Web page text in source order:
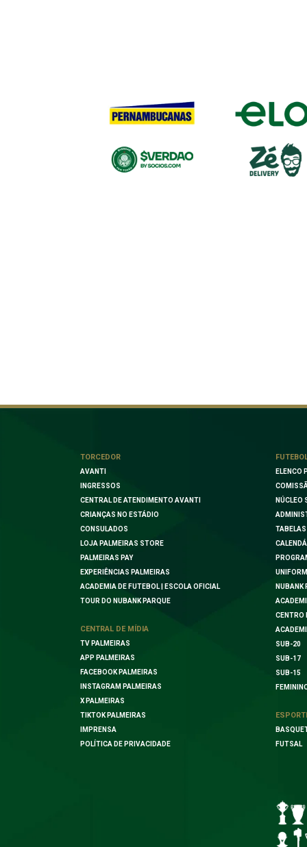
TORCEDOR
AVANTI
INGRESSOS
CENTRAL DE ATENDIMENTO AVANTI
CRIANÇAS NO ESTÁDIO
CONSULADOS
LOJA PALMEIRAS STORE
PALMEIRAS PAY
EXPERIÊNCIAS PALMEIRAS
ACADEMIA DE FUTEBOL | ESCOLA OFICIAL
TOUR DO NUBANK PARQUE
CENTRAL DE MÍDIA
TV PALMEIRAS
APP PALMEIRAS
FACEBOOK PALMEIRAS
INSTAGRAM PALMEIRAS
X PALMEIRAS
TIKTOK PALMEIRAS
IMPRENSA
POLÍTICA DE PRIVACIDADE
ELENCO
NÚCLEO
NUBANK
CENTRO
SUB-20
SUB-17
SUB-15
FUTSAL